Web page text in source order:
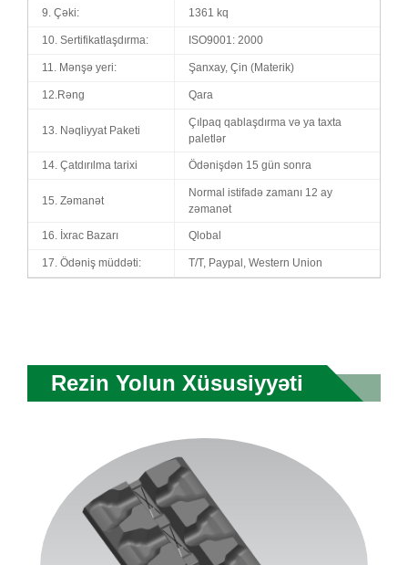
9. Çəki: 1361 kq
10. Sertifikatlaşdırma: ISO9001: 2000
11. Mənşə yeri: Şanxay, Çin (Materik)
12.Rəng Qara
13. Nəqliyyat Paketi
Çılpaq qablaşdırma və ya taxta
paletlər
14. Çatdırılma tarixi Ödənişdən 15 gün sonra
15. Zəmanət
Normal istifadə zamanı 12 ay
zəmanət
16. İxrac Bazarı Qlobal
17. Ödəniş müddəti: T/T, Paypal, Western Union
Rezin Yolun Xüsusiyyəti